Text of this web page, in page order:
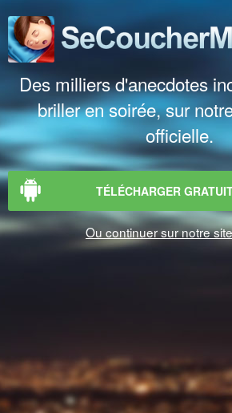
Des milliers d'anecdotes
briller en soirée, sur
officielle.
TÉLÉCHARGER
Ou continuer sur notre